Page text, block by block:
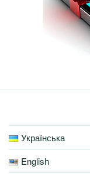
Українська
English